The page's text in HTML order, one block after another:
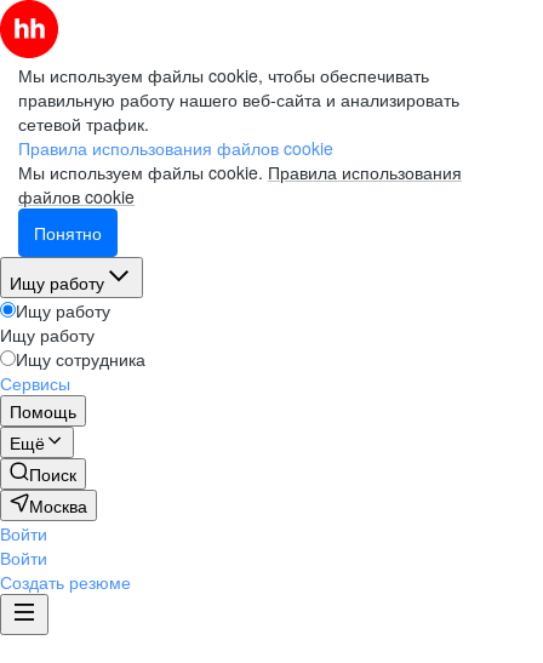
Мы используем файлы cookie, чтобы обеспечивать
правильную работу нашего веб-сайта и анализировать
сетевой трафик.
Правила использования файлов cookie
Мы используем файлы cookie. Правила использования
файлов cookie
Понятно
Ищу работу
Ищу работу
Ищу работу
Ищу сотрудника
Сервисы
Помощь
Ещё
Поиск
Москва
Войти
Войти
Создать резюме